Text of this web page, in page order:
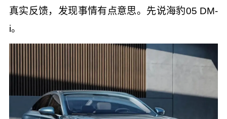
真实反馈，发现事情有点意思。先说海豹05 DM-
i。